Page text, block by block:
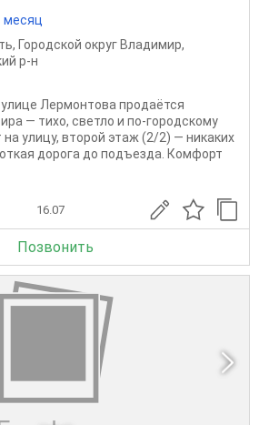
месяц
, Городской округ Владимир,
р-н
Лермонтова продаётся
— тихо, светло и по-городскому
улицу, второй этаж (2/2) — никаких
дорога до подъезда. Комфорт
16.07
Позвонить